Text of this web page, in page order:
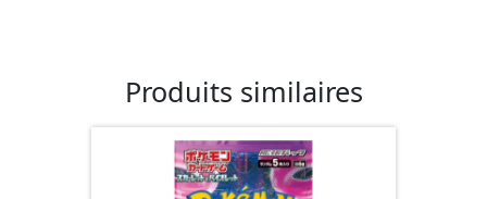
Produits similaires